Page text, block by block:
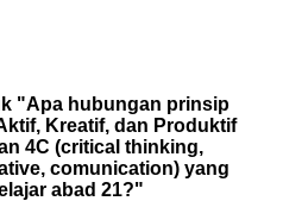
"Apa hubungan prinsip
Kreatif, dan Produktif
4C (critical thinking,
comunication) yang
abad 21?"